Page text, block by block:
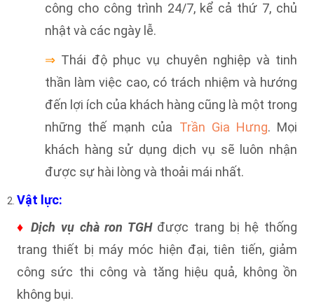
công cho công trình 24/7, kể cả thứ 7, chủ
nhật và các ngày lễ.
⇒ Thái độ phục vụ chuyên nghiệp và tinh
thần làm việc cao, có trách nhiệm và hướng
đến lợi ích của khách hàng cũng là một trong
những thế mạnh của Trần Gia Hưng. Mọi
khách hàng sử dụng dịch vụ sẽ luôn nhận
được sự hài lòng và thoải mái nhất.
Vật lực:
♦Dịch vụ chà ron TGH được trang bị hệ thống
trang thiết bị máy móc hiện đại, tiên tiến, giảm
công sức thi công và tăng hiệu quả, không ồn
không bụi.